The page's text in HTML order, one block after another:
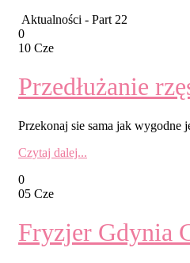
Aktualności - Part 22
0
10 Cze
Przedłużanie
Przekonaj sie sama jak wygodne
Czytaj dalej...
0
05 Cze
Fryzjer Gdynia